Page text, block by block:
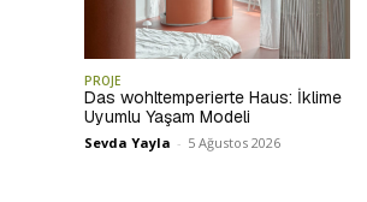
PROJE
Das wohltemperierte Haus: İklime
Uyumlu Yaşam Modeli
Sevda Yayla - 5 Ağustos 2026